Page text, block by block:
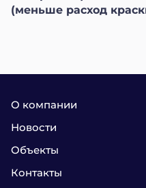
(меньше расход
О компании
Новости
Объекты
Контакты